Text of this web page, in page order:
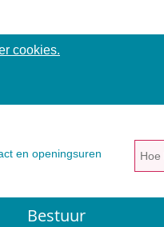
cookies.
en openingsuren
Bestuur